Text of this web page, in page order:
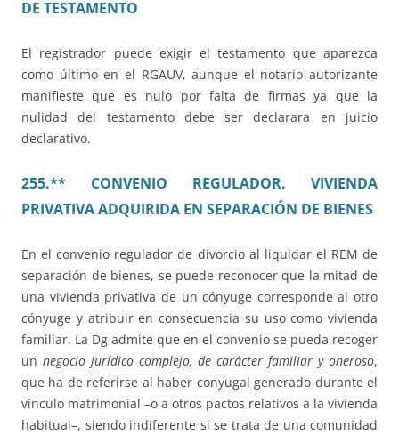
DE TESTAMENTO
El registrador puede exigir el testamento que aparezca
como último en el RGAUV, aunque el notario autorizante
manifieste que es nulo por falta de firmas ya que la
nulidad del testamento debe ser declarara en juicio
declarativo.
255.** CONVENIO REGULADOR. VIVIENDA
PRIVATIVA ADQUIRIDA EN SEPARACIÓN DE BIENES
En el convenio regulador de divorcio al liquidar el REM de
separación de bienes, se puede reconocer que la mitad de
una vivienda privativa de un cónyuge corresponde al otro
cónyuge y atribuir en consecuencia su uso como vivienda
familiar. La Dg admite que en el convenio se pueda recoger
un negocio jurídico complejo, de carácter familiar y oneroso,
que ha de referirse al haber conyugal generado durante el
vínculo matrimonial –o a otros pactos relativos a la vivienda
habitual–, siendo indiferente si se trata de una comunidad